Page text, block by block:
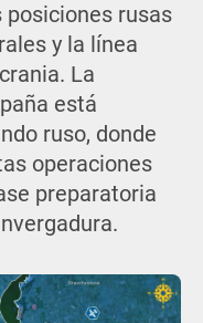
rusas
y la línea
La
está
ruso, donde
operaciones
preparatoria